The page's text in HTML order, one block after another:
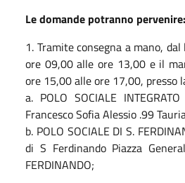
Le domande potranno pervenire:
1. Tramite consegna a mano,
ore 09,00 alle ore 13,00 e il
ore 15,00 alle ore 17,00, presso
a. POLO SOCIALE
Francesco Sofia Alessio .99
b. POLO SOCIALE DI S.
di S Ferdinando Piazza
FERDINANDO;